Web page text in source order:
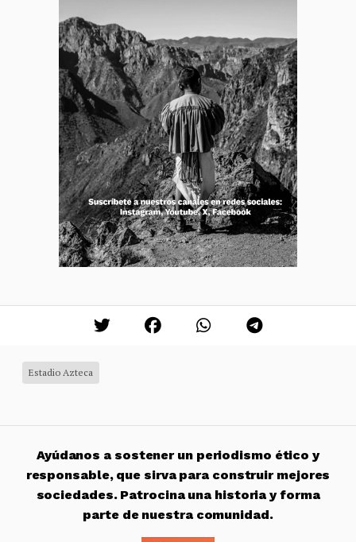
Estadio Azteca
Ayúdanos a sostener un periodismo ético y
responsable, que sirva para construir mejores
sociedades. Patrocina una historia y forma
parte de nuestra comunidad.